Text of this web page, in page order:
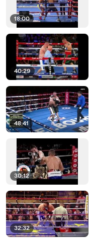
18:00
40:29
48:41
30:12
32:32